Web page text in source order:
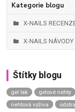
Kategorie blogu
X-NAILS
X-NAILS NÁVODY
Štítky blogu
gel lak gelové nehty
nehtová výživa